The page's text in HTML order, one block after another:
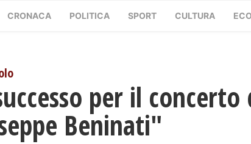
CRONACA POLITICA SPORT CULTURA
per il
Beninati"